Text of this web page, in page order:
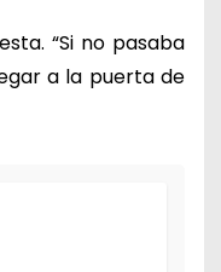
“Si no pasaba
a la puerta de